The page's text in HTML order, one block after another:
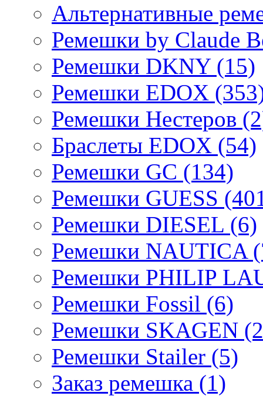
Альтернативные
Ремешки by Claude
Ремешки DKNY (15)
Ремешки EDOX
Ремешки Нестеров
Браслеты EDOX (54)
Ремешки GC (134)
Ремешки GUESS
Ремешки DIESEL (6)
Ремешки NAUTICA
Ремешки PHILIP
Ремешки Fossil (6)
Ремешки SKAGEN
Ремешки Stailer (5)
Заказ ремешка (1)